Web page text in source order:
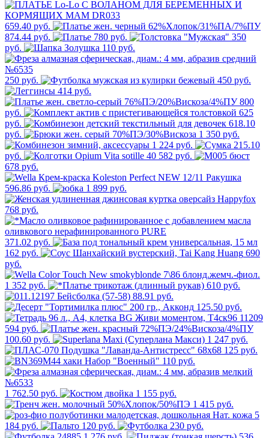
659.40 руб.
874.44 руб.
780 руб.
350
руб.
110 руб.
250 руб.
450 руб.
414 руб.
800
руб.
625
руб.
618.10
руб.
1 350 руб.
1 224 руб.
215.10
руб.
582 руб.
678 руб.
596.86 руб. 1 899 руб.
768 руб.
371.02 руб.
162 руб.
690
руб.
1 352 руб.
610 руб.
88.91 руб.
125.50 руб.
594 руб.
100.60 руб.
1 247 руб.
125 руб.
110 руб.
1 762.50 руб.
1 155 руб.
1 415 руб.
5
184 руб.
120 руб.
230 руб.